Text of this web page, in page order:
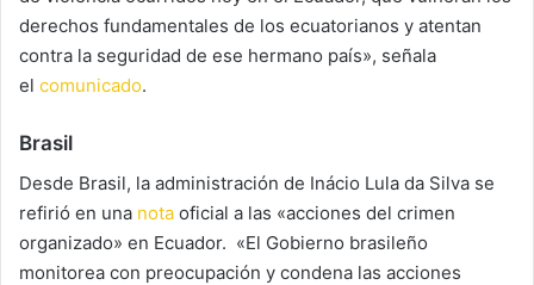
derechos fundamentales de los ecuatorianos y atentan
contra la seguridad de ese hermano país», señala
el comunicado.
Brasil
Desde Brasil, la administración de Inácio Lula da Silva se
refirió en una nota oficial a las «acciones del crimen
organizado» en Ecuador. «El Gobierno brasileño
monitorea con preocupación y condena las acciones